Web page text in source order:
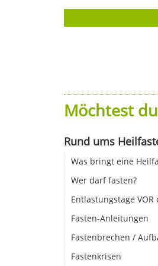
Möchtest
Rund ums
Was bringt eine
Wer darf fasten?
Entlastungstage
Fasten-Anleitungen
Fastenbrechen /
Fastenkrisen